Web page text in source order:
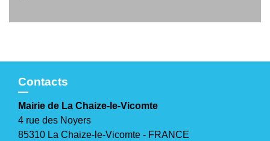
Contacts
Mairie de La Chaize-le-Vicomte
4 rue des Noyers
85310 La Chaize-le-Vicomte - FRANCE